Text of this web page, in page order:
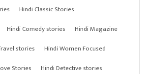
Hindi Classic Stories
Hindi Comedy stories
Hindi Magazine
stories
Hindi Women Focused
Stories
Hindi Detective stories